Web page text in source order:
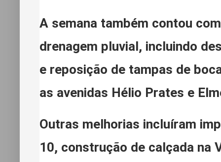
A semana também contou
drenagem pluvial, incluindo
e reposição de tampas de
as avenidas Hélio Prates e
Outras melhorias incluíram
10, construção de calçada na